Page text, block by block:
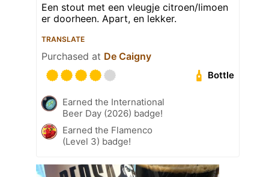
Een stout met een vleugje citroen/limoen
er doorheen. Apart, en lekker.
TRANSLATE
Purchased at De Caigny
Bottle
Earned the International
Beer Day (2026) badge!
Earned the Flamenco
(Level 3) badge!